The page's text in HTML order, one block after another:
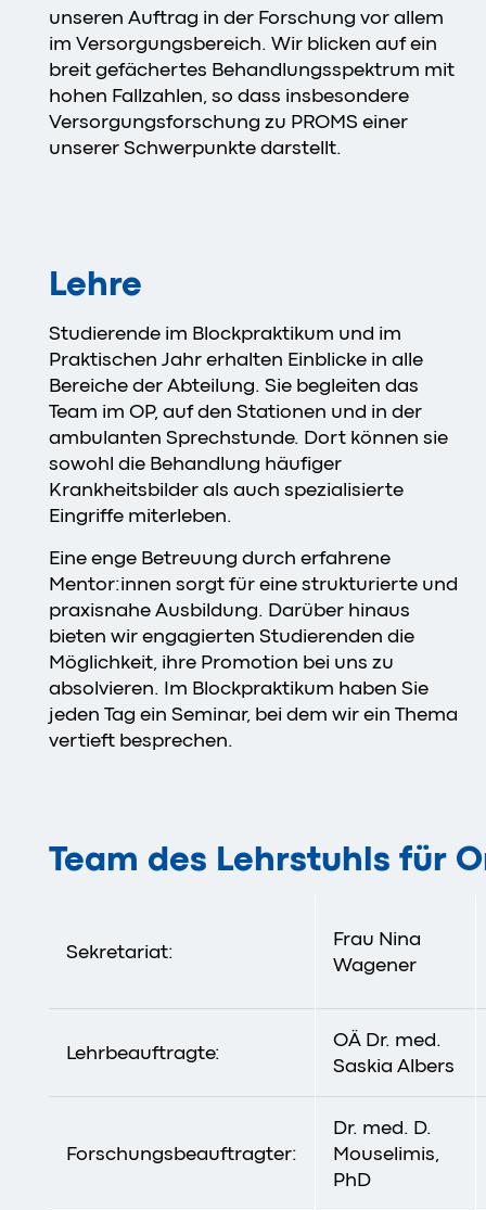
unseren Auftrag in der Forschung vor allem
im Versorgungsbereich. Wir blicken auf ein
breit gefächertes Behandlungsspektrum mit
hohen Fallzahlen, so dass insbesondere
Versorgungsforschung zu PROMS einer
unserer Schwerpunkte darstellt.
Lehre
Studierende im Blockpraktikum und im
Praktischen Jahr erhalten Einblicke in alle
Bereiche der Abteilung. Sie begleiten das
Team im OP, auf den Stationen und in der
ambulanten Sprechstunde. Dort können sie
sowohl die Behandlung häufiger
Krankheitsbilder als auch spezialisierte
Eingriffe miterleben.
Eine enge Betreuung durch erfahrene
Mentor:innen sorgt für eine strukturierte und
praxisnahe Ausbildung. Darüber hinaus
bieten wir engagierten Studierenden die
Möglichkeit, ihre Promotion bei uns zu
absolvieren. Im Blockpraktikum haben Sie
jeden Tag ein Seminar, bei dem wir ein Thema
vertieft besprechen.
Team des Lehrstuhls für
Sekretariat:
Frau Nina
Wagener
Lehrbeauftragte:
OÄ Dr. med.
Saskia Albers
Forschungsbeauftragter:
Dr. med. D.
Mouselimis,
PhD